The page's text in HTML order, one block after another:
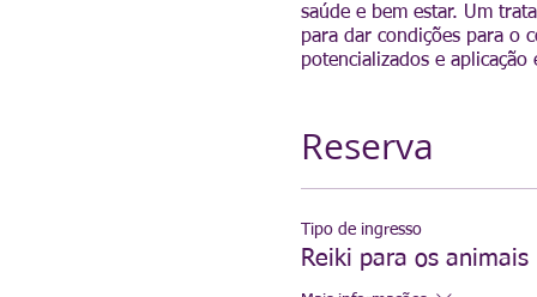
saúde e bem estar. Um
para dar condições para o
potencializados e
Reserva
Tipo de ingresso
Reiki para os animais